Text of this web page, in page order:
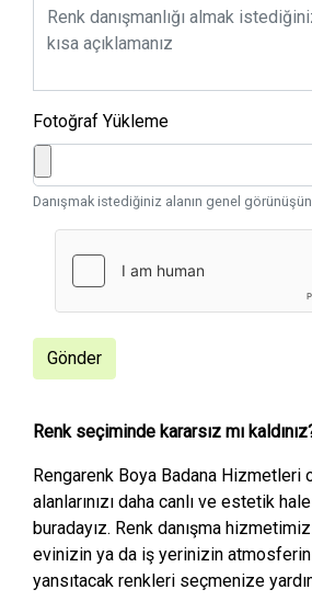
Fotoğraf Yükleme
Danışmak istediğiniz alanın genel
Gönder
Renk seçiminde kararsız mı
Rengarenk Boya Badana Hizmetleri
alanlarınızı daha canlı ve estetik
buradayız. Renk danışma
evinizin ya da iş yerinizin
yansıtacak renkleri seçmenize